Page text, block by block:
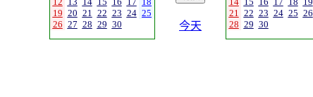
19 20 21 22 23 24 25
26 27 28 29 30 今天
21 22 23 24 25 26
28 29 30